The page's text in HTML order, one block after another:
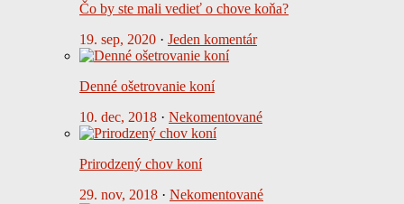
Čo by ste mali vedieť o chove koňa?
19. sep, 2020 · Jeden komentár
Denné ošetrovanie koní
10. dec, 2018 · Nekomentované
Prirodzený chov koní
29. nov, 2018 · Nekomentované